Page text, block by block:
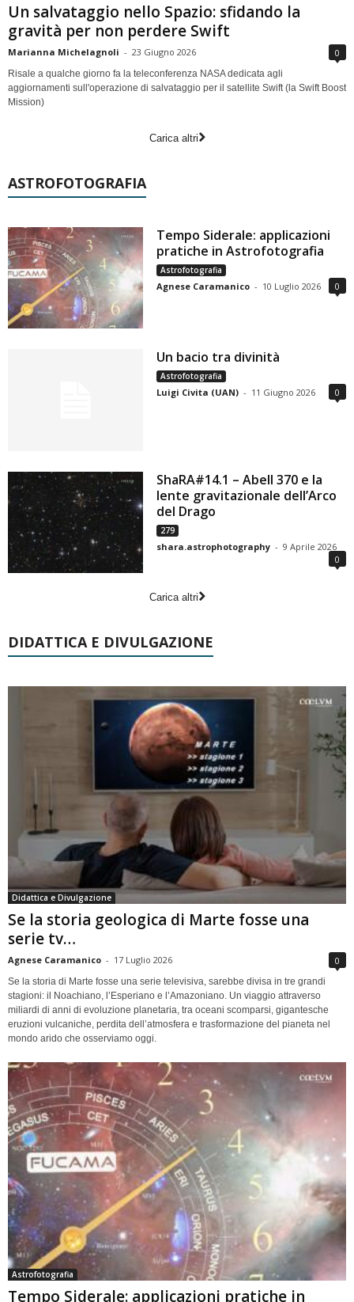
Un salvataggio nello Spazio: sfidando la
gravità per non perdere Swift
Marianna Michelagnoli - 23 Giugno 2026 0
Risale a qualche giorno fa la teleconferenza NASA dedicata agli
aggiornamenti sull'operazione di salvataggio per il satellite Swift (la Swift Boost
Mission)
Carica altri
ASTROFOTOGRAFIA
Tempo Siderale: applicazioni
pratiche in Astrofotografia
Astrofotografia
Agnese Caramanico - 10 Luglio 2026 0
Un bacio tra divinità
Astrofotografia
Luigi Civita (UAN) - 11 Giugno 2026 0
ShaRA#14.1 – Abell 370 e la
lente gravitazionale dell’Arco
del Drago
279
shara.astrophotography - 9 Aprile 2026
0
Carica altri
DIDATTICA E DIVULGAZIONE
Didattica e Divulgazione
Se la storia geologica di Marte fosse una
serie tv…
Agnese Caramanico - 17 Luglio 2026 0
Se la storia di Marte fosse una serie televisiva, sarebbe divisa in tre grandi
stagioni: il Noachiano, l’Esperiano e l’Amazoniano. Un viaggio attraverso
miliardi di anni di evoluzione planetaria, tra oceani scomparsi, gigantesche
eruzioni vulcaniche, perdita dell’atmosfera e trasformazione del pianeta nel
mondo arido che osserviamo oggi.
Astrofotografia
Tempo Siderale: applicazioni pratiche in